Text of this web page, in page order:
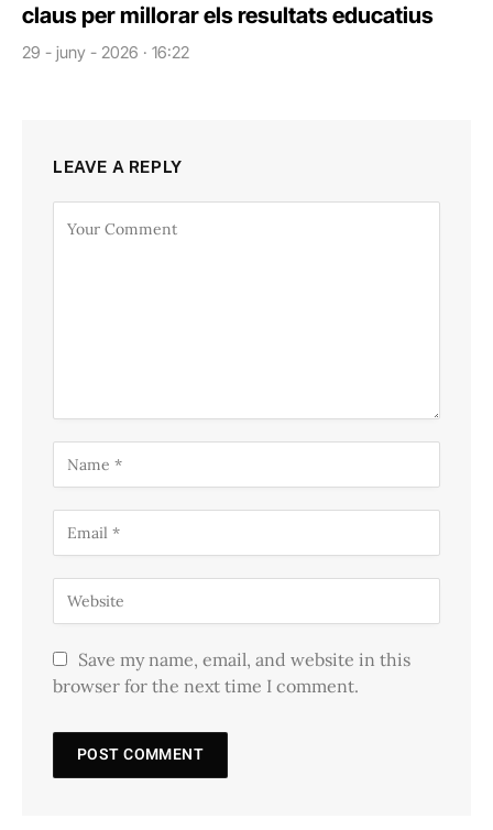
claus per millorar els resultats educatius
29 - juny - 2026 · 16:22
LEAVE A REPLY
Save my name, email, and website in this
browser for the next time I comment.